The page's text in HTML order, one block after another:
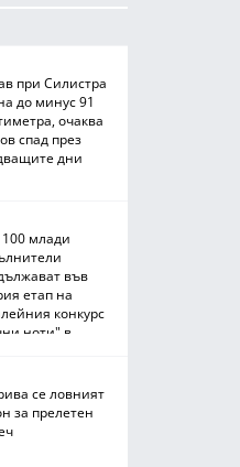
при Силистра
до минус 91
очаква
спад през
дни
млади
във
етап на
конкурс
ноти" в
се ловният
за прелетен